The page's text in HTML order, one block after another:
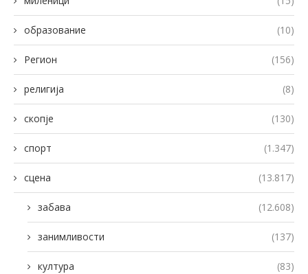
образование (10)
Регион (156)
религија (8)
скопје (130)
спорт (1.347)
сцена (13.817)
забава (12.608)
занимливости (137)
култура (83)